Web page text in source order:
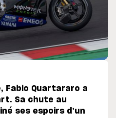
Fabio Quartararo a
Sa chute au
ses espoirs d’un